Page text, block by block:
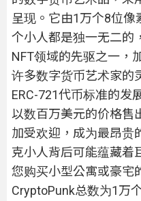
呈现。它由1万个8位
个小人都是独一无二的
NFT领域的先驱之一，
许多数字货币艺术家的
ERC-721代币标准的发
以数百万美元的价格售
加受欢迎，成为最昂贵
克小人背后可能蕴藏
您购买小型公寓或豪宅
CryptoPunk总数为1万